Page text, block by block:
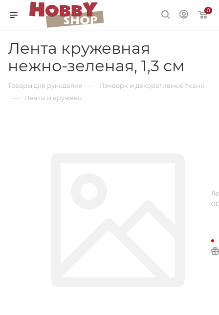
0
Лента кружевная
нежно-зеленая, 1,3 см
Товары для рукоделия — Пэчворк и декоративные ткани
— Ленты и кружево